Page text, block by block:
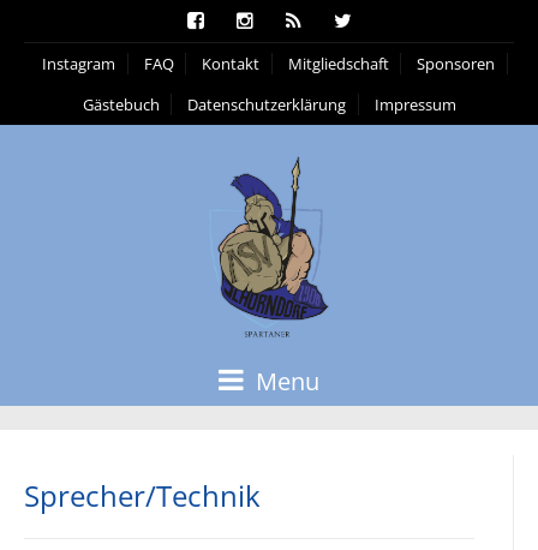
Instagram FAQ Kontakt Mitgliedschaft
Sponsoren
Gästebuch
Datenschutzerklärung Impressum
Menu
Sprecher/Technik